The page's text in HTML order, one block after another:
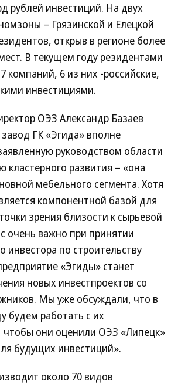
рублей инвестиций. На двух
– Грязинской и Елецкой
открыв в регионе более
В текущем году резидентами
компаний, 6 из них -российские,
инвестициями.
ОЭЗ Александр Базаев
ГК «Эгида» вполне
руководством области
кластерного развития – «она
мебельного сегмента. Хотя
компонентной базой для
зрения близости к сырьевой
очень важно при принятии
инвестора по строительству
«Эгиды» станет
новых инвестпроектов со
Мы уже обсуждали, что в
будем работать с их
чтобы они оценили ОЭЗ «Липецк»
будущих инвестиций».
около 70 видов